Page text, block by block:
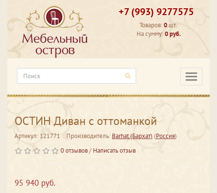
+7 (993) 9277575
Товаров:0 шт.
На сумму:0 руб.
ОСТИН Диван с оттоманкой
Артикул: 121771 Производитель: Barhat (Бархат) (Россия)
0 отзывов/ Написать отзыв
95 940 руб.